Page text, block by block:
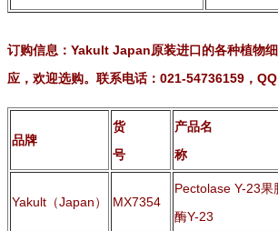
订购信息：Yakult Japan原装进口的各种植物
应，欢迎选购。联系电话：021-54736159，QQ
品牌
货
号
产品名
Yakult（Japan） MX7354
Pectolase Y-23果
酶Y-23